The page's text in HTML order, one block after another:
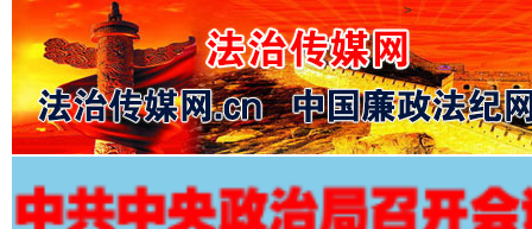
>